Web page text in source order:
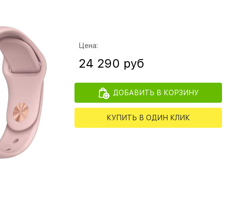
Цена:
24 290 руб
ДОБАВИТЬ В КОРЗИНУ
КУПИТЬ В ОДИН КЛИК